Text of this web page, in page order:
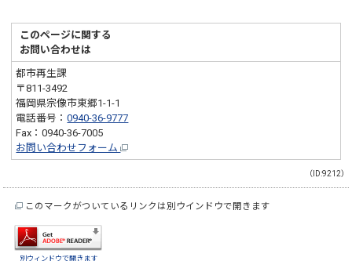
このページに関する
お問い合わせは
都市再生課
〒811-3492
福岡県宗像市東郷1-1-1
電話番号：0940-36-9777
Fax：0940-36-7005
お問い合わせフォーム
（ID:9212）
このマークがついているリンクは別ウインドウで開きます
別ウィンドウで開きます